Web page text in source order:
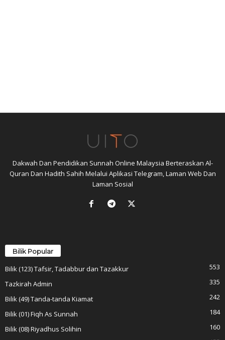
Dakwah Dan Pendidikan Sunnah Online Malaysia Berteraskan Al-
Quran Dan Hadith Sahih Melalui Aplikasi Telegram, Laman Web Dan
Laman Sosial
Bilik Popular
Bilik (123) Tafsir, Tadabbur dan Tazakkur
553
Tazkirah Admin
335
Bilik (49) Tanda-tanda Kiamat
242
Bilik (01) Fiqh As Sunnah
184
Bilik (08) Riyadhus Solihin
160